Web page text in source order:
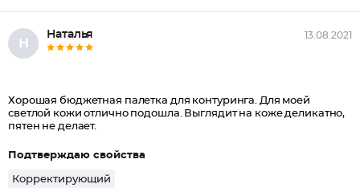
Н
Наталья 13.08.2021
Хорошая бюджетная палетка для контуринга. Для моей
светлой кожи отлично подошла. Выглядит на коже деликатно,
пятен не делает.
Подтверждаю свойства
Корректирующий